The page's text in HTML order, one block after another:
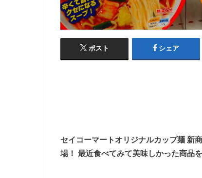
ポスト シェア
セイコーマートオリジナルカップ麺 新
場！ 最近食べてみて美味しかった商品を